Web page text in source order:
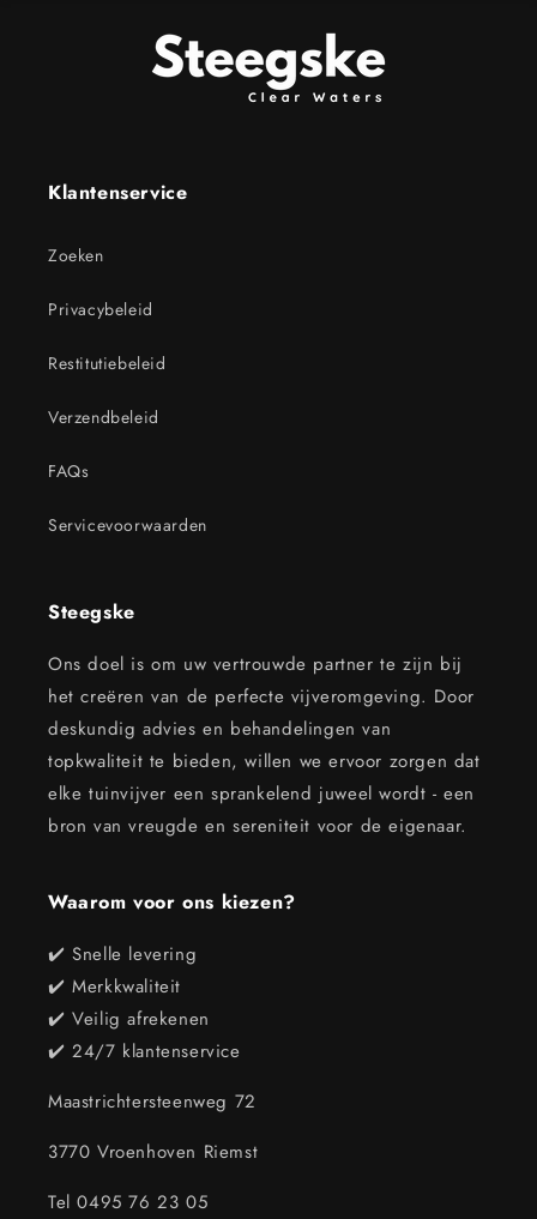
Klantenservice
Zoeken
Privacybeleid
Restitutiebeleid
Verzendbeleid
FAQs
Servicevoorwaarden
Steegske
Ons doel is om uw vertrouwde partner te zijn bij
het creëren van de perfecte vijveromgeving. Door
deskundig advies en behandelingen van
topkwaliteit te bieden, willen we ervoor zorgen dat
elke tuinvijver een sprankelend juweel wordt - een
bron van vreugde en sereniteit voor de eigenaar.
Waarom voor ons kiezen?
✔️ Snelle levering
✔️ Merkkwaliteit
✔️ Veilig afrekenen
✔️ 24/7 klantenservice
Maastrichtersteenweg 72
3770 Vroenhoven Riemst
Tel 0495 76 23 05